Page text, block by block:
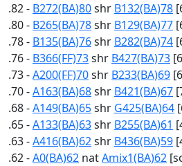
.82 - B272(BA)80shr B132(BA)78
.80 - B265(BA)78shr B129(BA)77
.78 - B135(BA)76shr B282(BA)74
.76 - B366(FF)73shr B427(BA)73
.73 -A200(FF)70shr B233(BA)69
.70 -A163(BA)68shr B421(BA)67
.68 -A149(BA)65shr G425(BA)64
.65 -A133(BA)63shr B255(BA)61
.63 -A416(BA)62shr B436(BA)59
.62 -A0(BA)62 natAmix1(BA)62